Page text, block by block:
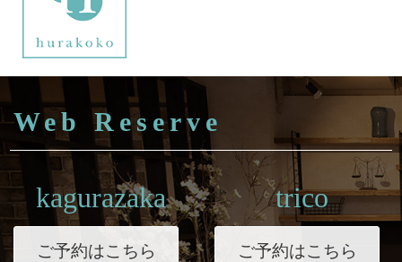
Web Reserve
kagurazaka
ご予約はこちら
trico
ご予約はこちら